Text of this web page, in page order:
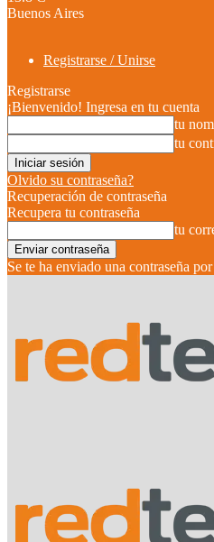
Buenos Aires
Registrarse / Unirse
Registrarse
¡Bienvenido! Ingresa en tu cuenta
tu
tu
Olvido su contraseña?
Recuperación de contraseña
Recupera tu contraseña
tu
Se te ha enviado una contraseña